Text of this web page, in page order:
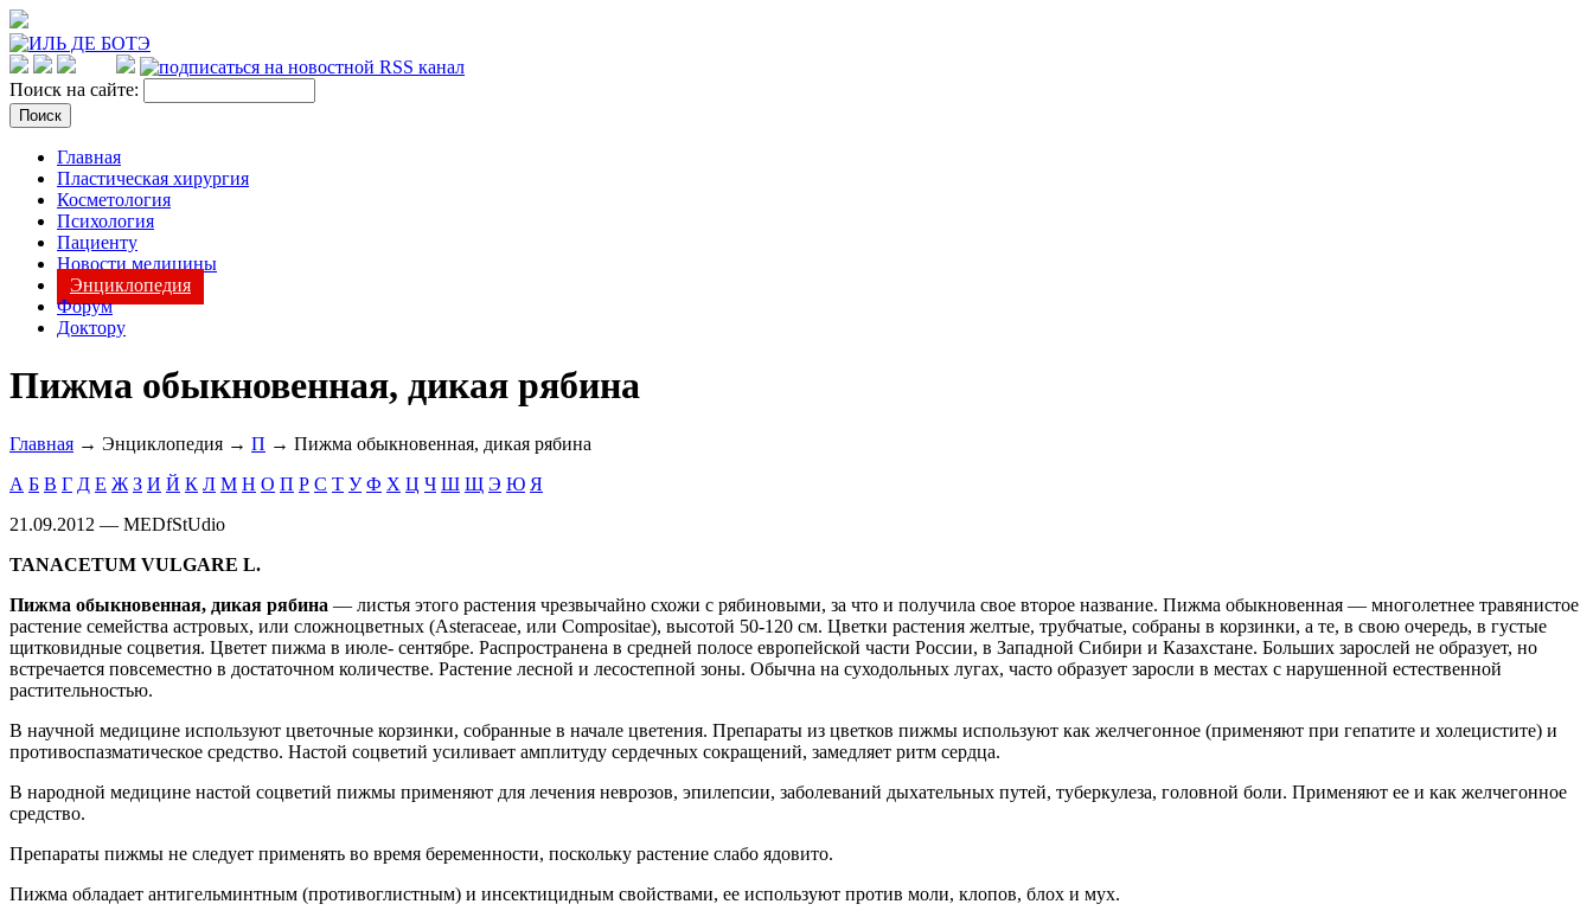
Поиск на сайте:
Главная
Пластическая хирургия
Косметология
Психология
Пациенту
Новости медицины
Энциклопедия
Форум
Доктору
Пижма обыкновенная, дикая рябина
Главная → Энциклопедия → П → Пижма обыкновенная, дикая рябина
А Б В Г Д Е Ж З И Й К Л М Н О П Р С Т У Ф Х Ц Ч Ш Щ Э Ю Я
21.09.2012 — MEDfStUdio
TANACETUM VULGARE L.
Пижма обыкновенная, дикая рябина — листья этого растения чрезвычайно схожи с рябиновыми, за что и получила свое второе название. Пижма обыкновенная — многолетнее травянистое
растение семейства астровых, или сложноцветных (Asteraceae, или Compositae), высотой 50-120 см. Цветки растения желтые, трубчатые, собраны в корзинки, а те, в свою очередь, в густые
щитковидные соцветия. Цветет пижма в июле- сентябре. Распространена в средней полосе европейской части России, в Западной Сибири и Казахстане. Больших зарослей не образует, но
встречается повсеместно в достаточном количестве. Растение лесной и лесостепной зоны. Обычна на суходольных лугах, часто образует заросли в местах с нарушенной естественной
растительностью.
В научной медицине используют цветочные корзинки, собранные в начале цветения. Препараты из цветков пижмы используют как желчегонное (применяют при гепатите и холецистите) и
противоспазматическое средство. Настой соцветий усиливает амплитуду сердечных сокращений, замедляет ритм сердца.
В народной медицине настой соцветий пижмы применяют для лечения неврозов, эпилепсии, заболеваний дыхательных путей, туберкулеза, головной боли. Применяют ее и как желчегонное
средство.
Препараты пижмы не следует применять во время беременности, поскольку растение слабо ядовито.
Пижма обладает антигельминтным (противоглистным) и инсектицидным свойствами, ее используют против моли, клопов, блох и мух.